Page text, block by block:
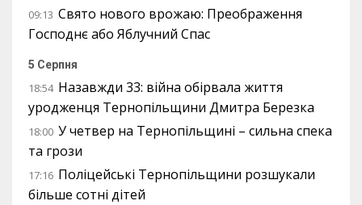
09:13 Свято нового врожаю: Преображення
Господнє або Яблучний Спас
5 Серпня
18:54 Назавжди 33: війна обірвала життя
уродженця Тернопільщини Дмитра Березка
18:00 У четвер на Тернопільщині – сильна спека
та грози
17:16 Поліцейські Тернопільщини розшукали
більше сотні дітей